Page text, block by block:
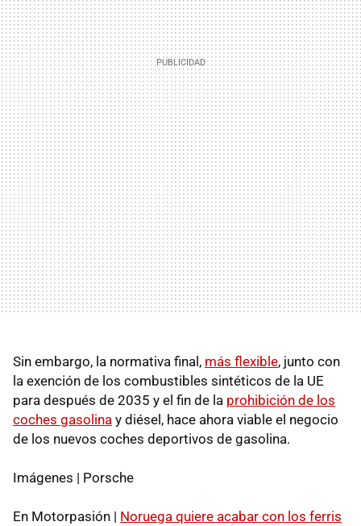
Sin embargo, la normativa final, más flexible, junto con
la exención de los combustibles sintéticos de la UE
para después de 2035 y el fin de la prohibición de los
coches gasolina y diésel, hace ahora viable el negocio
de los nuevos coches deportivos de gasolina.
Imágenes | Porsche
En Motorpasión | Noruega quiere acabar con los ferris